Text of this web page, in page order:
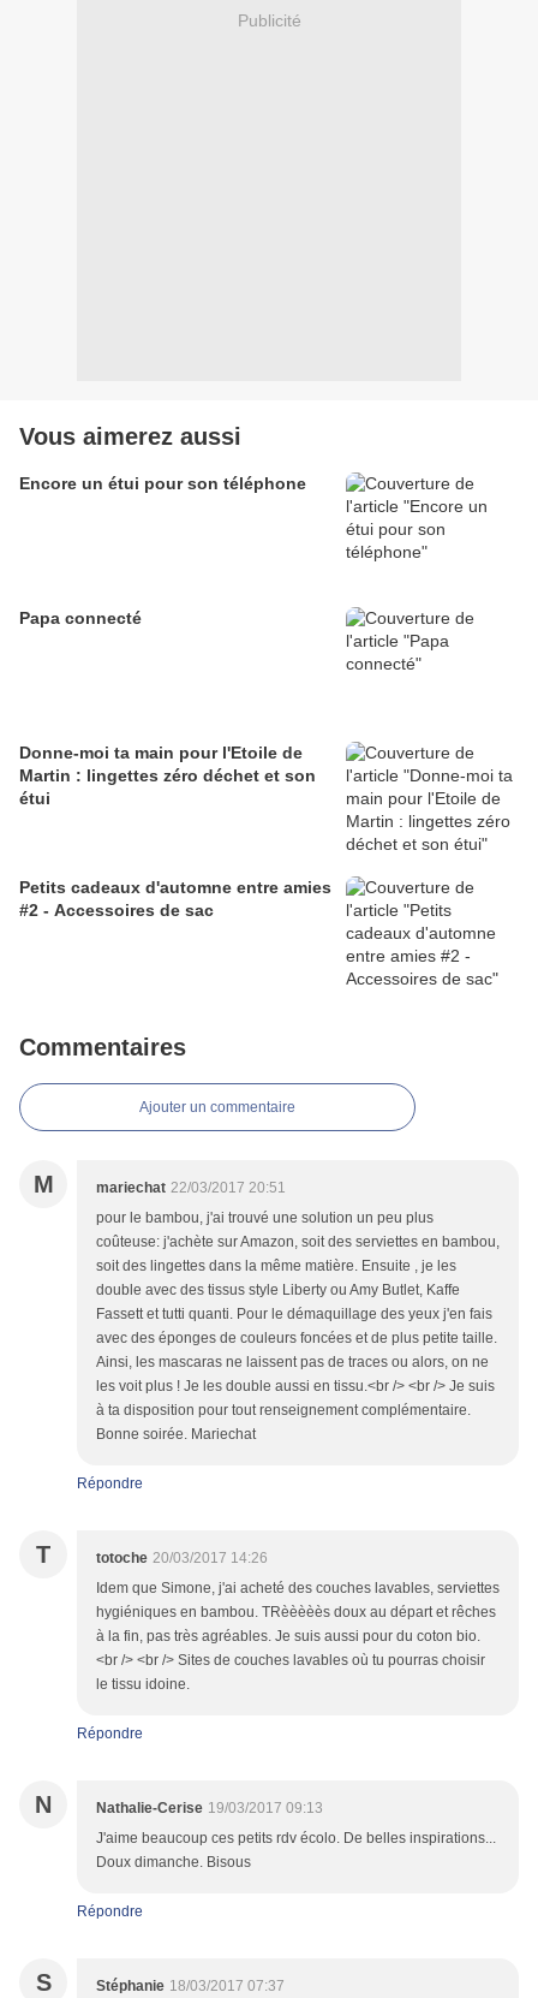
Publicité
Vous aimerez aussi
Encore un étui pour son téléphone
Papa connecté
Donne-moi ta main pour l'Etoile de
Martin : lingettes zéro déchet et son
étui
Petits cadeaux d'automne entre amies
#2 - Accessoires de sac
Commentaires
Ajouter un commentaire
M mariechat 22/03/2017 20:51
pour le bambou, j'ai trouvé une solution un peu plus
coûteuse: j'achète sur Amazon, soit des serviettes en bambou,
soit des lingettes dans la même matière. Ensuite , je les
double avec des tissus style Liberty ou Amy Butlet, Kaffe
Fassett et tutti quanti. Pour le démaquillage des yeux j'en fais
avec des éponges de couleurs foncées et de plus petite taille.
Ainsi, les mascaras ne laissent pas de traces ou alors, on ne
les voit plus ! Je les double aussi en tissu.<br /> <br /> Je suis
à ta disposition pour tout renseignement complémentaire.
Bonne soirée. Mariechat
Répondre
T totoche 20/03/2017 14:26
Idem que Simone, j'ai acheté des couches lavables, serviettes
hygiéniques en bambou. TRèèèèès doux au départ et rêches
à la fin, pas très agréables. Je suis aussi pour du coton bio.
<br /> <br /> Sites de couches lavables où tu pourras choisir
le tissu idoine.
Répondre
N Nathalie-Cerise 19/03/2017 09:13
J'aime beaucoup ces petits rdv écolo. De belles inspirations...
Doux dimanche. Bisous
Répondre
S Stéphanie 18/03/2017 07:37